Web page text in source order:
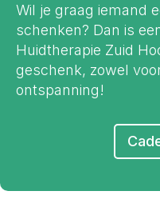
Wil je graag iemand
schenken? Dan is
Huidtherapie Zuid
geschenk, zowel
ontspanning!